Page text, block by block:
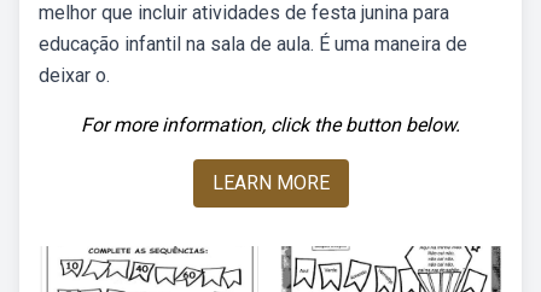
melhor que incluir atividades de festa junina para
educação infantil na sala de aula. É uma maneira de
deixar o.
For more information, click the button below.
LEARN MORE